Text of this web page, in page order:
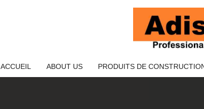
ACCUEIL ABOUT US PRODUITS DE